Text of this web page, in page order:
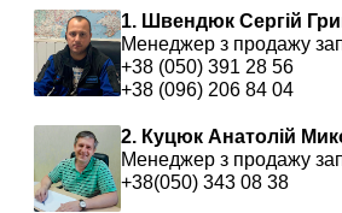
1. Швендюк Сергій
Менеджер з продажу
+38 (050) 391 28 56
+38 (096) 206 84 04
2. Куцюк Анатолій
Менеджер з продажу
+38(050) 343 08 38